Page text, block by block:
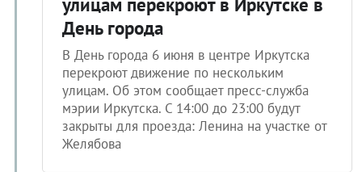
День города
В День города 6 июня в центре Иркутска
перекроют движение по нескольким
улицам. Об этом сообщает пресс-служба
мэрии Иркутска. С 14:00 до 23:00 будут
закрыты для проезда: Ленина на участке от
Желябова